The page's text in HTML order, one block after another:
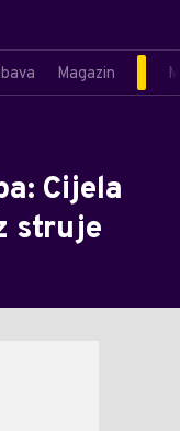
Magazin
Cijela
struje